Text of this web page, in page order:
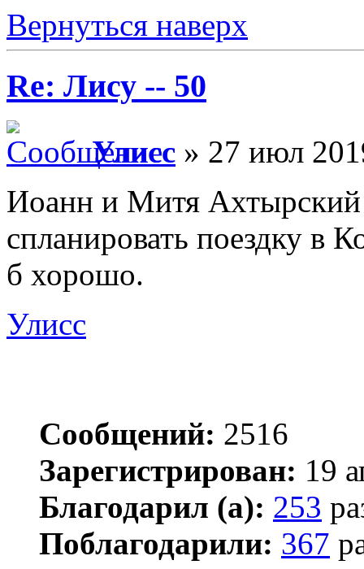
Вернуться наверх
Re: Лису -- 50
Улисс » 27 июл
Иоанн и Митя Ахтырский
спланировать поездку в
б хорошо.
Улисс
Сообщений: 2516
Зарегистрирован: 19
Благодарил (а): 253
Поблагодарили: 367